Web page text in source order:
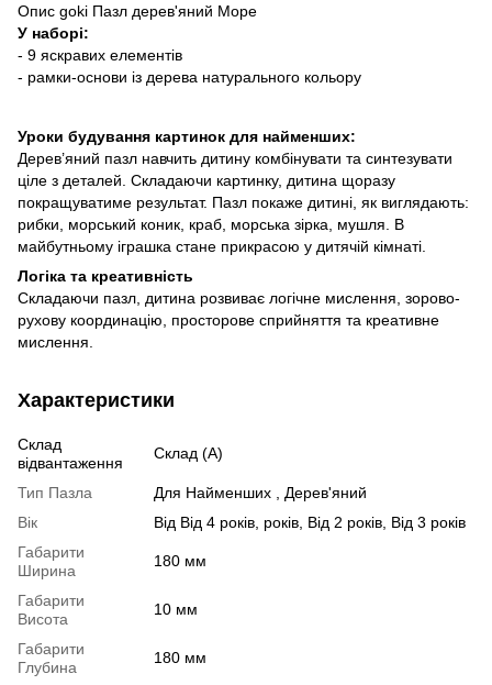
Опис goki Пазл дерев'яний Море
У наборі:
- 9 яскравих елементів
- рамки-основи із дерева натурального кольору
Уроки будування картинок для найменших:
Дерев’яний пазл навчить дитину комбінувати та синтезувати
ціле з деталей. Складаючи картинку, дитина щоразу
покращуватиме результат. Пазл покаже дитині, як виглядають:
рибки, морський коник, краб, морська зірка, мушля. В
майбутньому іграшка стане прикрасою у дитячій кімнаті.
Логіка та креативність
Складаючи пазл, дитина розвиває логічне мислення, зорово-
рухову координацію, просторове сприйняття та креативне
мислення.
Характеристики
Склад
відвантаження
Склад (А)
Тип Пазла
Для Найменших , Дерев'яний
Вік
Від Від 4 років, років, Від 2 років, Від 3 років
Габарити
Ширина
180 мм
Габарити
Висота
10 мм
Габарити
Глубина
180 мм